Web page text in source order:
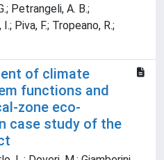
Petrangeli, A. B.;
Piva, F.; Tropeano, R.;
of climate
functions and
zone eco-
case study of the